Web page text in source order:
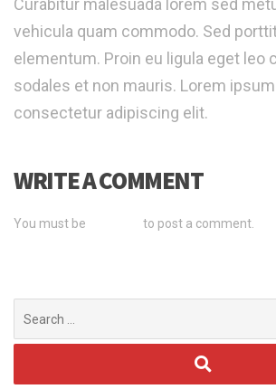
Curabitur malesuada lorem sed
vehicula quam commodo. Sed
elementum. Proin eu ligula eget leo
sodales et non mauris. Lorem
consectetur adipiscing elit.
WRITE A COMMENT
You must be to post a comment.
for: